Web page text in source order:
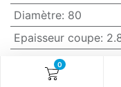
0
Diamètre: 80
Epaisseur coupe:
Epaisseur corps
Nb. coupe (Z)